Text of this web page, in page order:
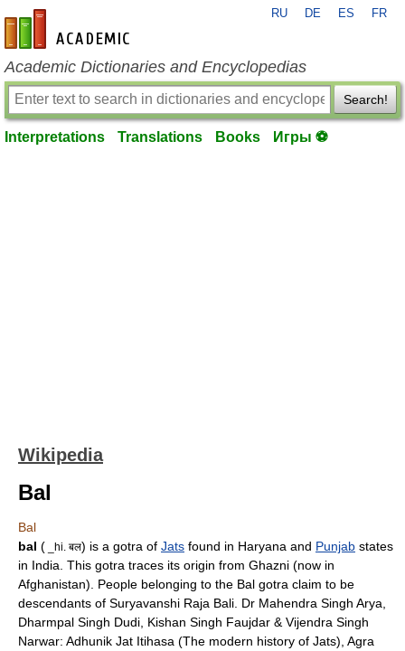
en-academic.com
RU DE ES FR
Academic Dictionaries and Encyclopedias
Search!
Interpretations Translations Books Игры ⚽
Wikipedia
Bal
Bal
bal ( _hi. बल) is a gotra of Jats found in Haryana and Punjab states
in India . This gotra traces its origin from Ghazni (now in
Afghanistan). People belonging to the Bal gotra claim to be
descendants of Suryavanshi Raja Bali Dr Mahendra Singh Arya,
Dharmpal Singh Dudi, Kishan Singh Faujdar & Vijendra Singh
Narwar: Adhunik Jat Itihasa (The modern history of Jats), Agra